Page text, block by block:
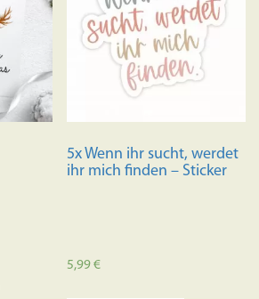
5x Wenn ihr sucht, werdet
ihr mich finden – Sticker
5,99€